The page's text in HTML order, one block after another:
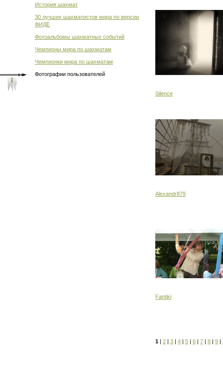
История шахмат
30 лучших шахматистов мира по версии
ФИДЕ
Фотоальбомы шахматных событий
Чемпионы мира по шахматам
Чемпионки мира по шахматам
Фотографии пользователей
Silence
Alexandr879
Fantiki
1 | 2 | 3 | 4 | 5 | 6 | 7 | 8 | 9 |